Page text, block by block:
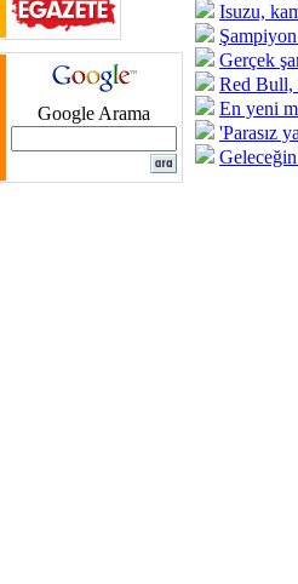
Google Arama
Isuzu,
Gerçek
Red Bull,
En yeni
'Parasız